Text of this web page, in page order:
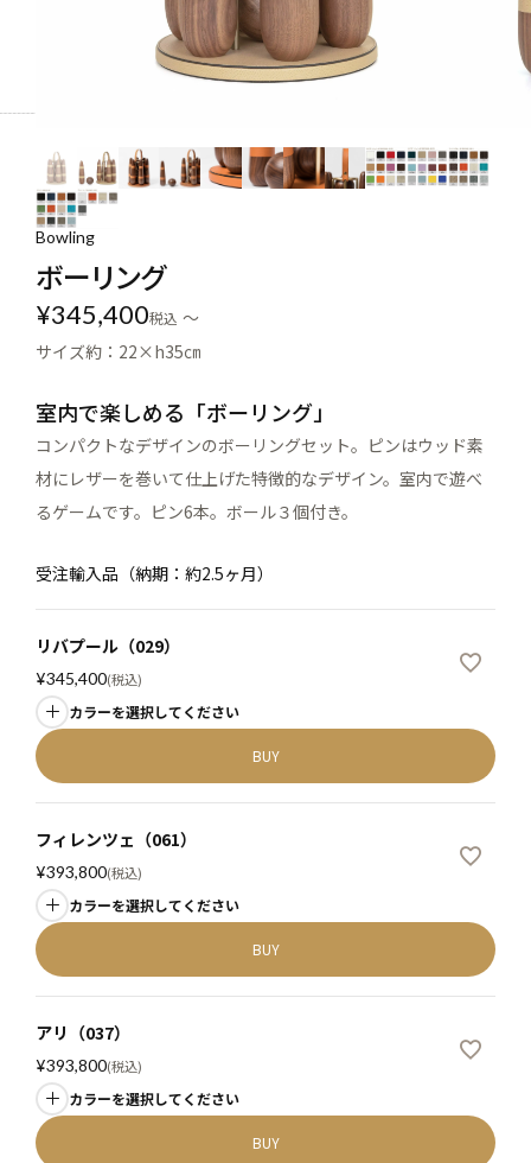
Bowling
ボーリング
¥345,400税込 〜
サイズ約：22×h35㎝
室内で楽しめる「ボーリング」
コンパクトなデザインのボーリングセット。ピンはウッド素
材にレザーを巻いて仕上げた特徴的なデザイン。室内で遊べ
るゲームです。ピン6本。ボール３個付き。
受注輸入品（納期：約2.5ヶ月）
リバプール（029）
¥345,400 税込
BUY
カラーを選択してください
フィレンツェ（061）
¥393,800 税込
BUY
カラーを選択してください
アリ（037）
¥393,800 税込
BUY
カラーを選択してください